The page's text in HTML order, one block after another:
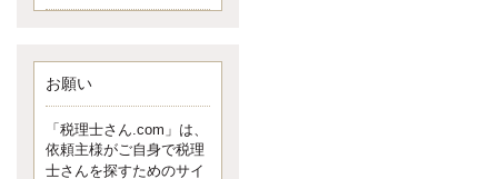
---------------------
イクメン税理士による税金ブ
ログです。
なくて七クセ 目は口ほどにモノを言
う 色んなことわざがありますが、無
意識に出ている身体のサイン。 心理
学では、ちゃんと意味があるようで
お願い
「税理士さん.com」は、
依頼主様がご自身で税理
士さんを探すためのサイ